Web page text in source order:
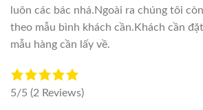
luôn các bác nhá.Ngoài ra chúng tôi
theo mẫu bình khách cần.Khách cần
mẫu hàng cần lấy về.
5/5 (2 Reviews)